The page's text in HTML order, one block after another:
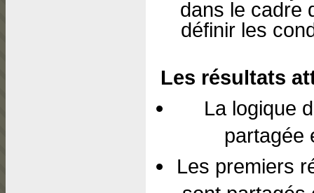
dans le cadre
définir les
Les résultats
La logique
partagée
Les premiers